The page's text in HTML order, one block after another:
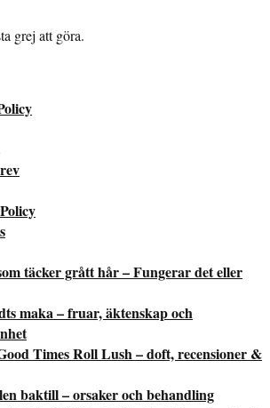
grej att göra.
täcker grått hår – Fungerar det eller
maka – fruar, äktenskap och
Times Roll Lush – doft, recensioner &
baktill – orsaker och behandling